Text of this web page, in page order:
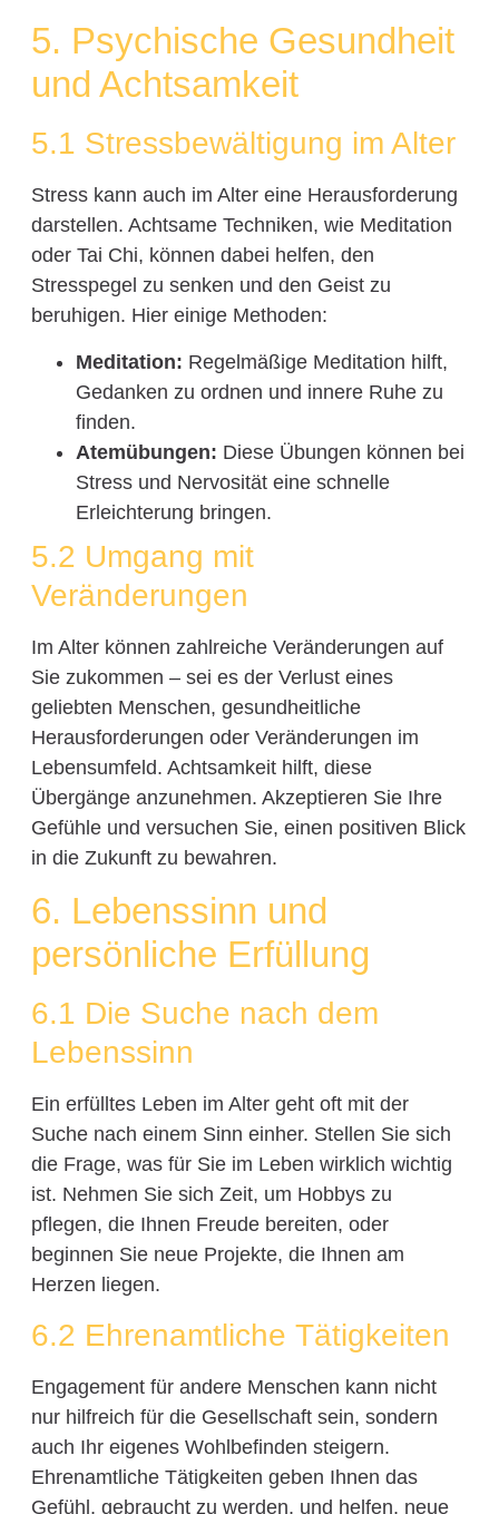
5. Psychische Gesundheit
und Achtsamkeit
5.1 Stressbewältigung im Alter
Stress kann auch im Alter eine Herausforderung
darstellen. Achtsame Techniken, wie Meditation
oder Tai Chi, können dabei helfen, den
Stresspegel zu senken und den Geist zu
beruhigen. Hier einige Methoden:
Meditation: Regelmäßige Meditation hilft,
Gedanken zu ordnen und innere Ruhe zu
finden.
Atemübungen: Diese Übungen können bei
Stress und Nervosität eine schnelle
Erleichterung bringen.
5.2 Umgang mit
Veränderungen
Im Alter können zahlreiche Veränderungen auf
Sie zukommen – sei es der Verlust eines
geliebten Menschen, gesundheitliche
Herausforderungen oder Veränderungen im
Lebensumfeld. Achtsamkeit hilft, diese
Übergänge anzunehmen. Akzeptieren Sie Ihre
Gefühle und versuchen Sie, einen positiven Blick
in die Zukunft zu bewahren.
6. Lebenssinn und
persönliche Erfüllung
6.1 Die Suche nach dem
Lebenssinn
Ein erfülltes Leben im Alter geht oft mit der
Suche nach einem Sinn einher. Stellen Sie sich
die Frage, was für Sie im Leben wirklich wichtig
ist. Nehmen Sie sich Zeit, um Hobbys zu
pflegen, die Ihnen Freude bereiten, oder
beginnen Sie neue Projekte, die Ihnen am
Herzen liegen.
6.2 Ehrenamtliche Tätigkeiten
Engagement für andere Menschen kann nicht
nur hilfreich für die Gesellschaft sein, sondern
auch Ihr eigenes Wohlbefinden steigern.
Ehrenamtliche Tätigkeiten geben Ihnen das
Gefühl, gebraucht zu werden, und helfen, neue